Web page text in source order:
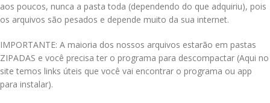
aos poucos, nunca a pasta toda (dependendo do que adquiriu), pois
os arquivos são pesados e depende muito da sua internet.
IMPORTANTE: A maioria dos nossos arquivos estarão em pastas
ZIPADAS e você precisa ter o programa para descompactar (Aqui no
site temos links úteis que você vai encontrar o programa ou app
para instalar).